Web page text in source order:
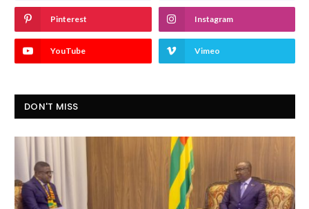
Pinterest Instagram
YouTube Vimeo
DON'T MISS